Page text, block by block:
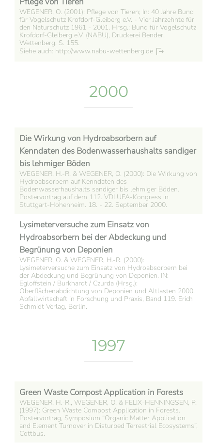
WEGENER, O. (2001): Pflege von Tieren; In: 40 Jahre Bund
für Vogelschutz Krofdorf-Gleiberg e.V. - Vier Jahrzehnte für
den Naturschutz 1961 - 2001. Hrsg.: Bund für Vogelschutz
Krofdorf-Gleiberg e.V. (NABU), Druckerei Bender,
Wettenberg. S. 155.
Siehe auch: http://www.nabu-wettenberg.de
2000
Die Wirkung von Hydroabsorbern auf
Kenndaten des Bodenwasserhaushalts sandiger
bis lehmiger Böden
WEGENER, H.-R. & WEGENER, O. (2000): Die Wirkung von
Hydroabsorbern auf Kenndaten des
Bodenwasserhaushalts sandiger bis lehmiger Böden.
Postervortrag auf dem 112. VDLUFA-Kongress in
Stuttgart-Hohenheim. 18. - 22. September 2000.
Lysimeterversuche zum Einsatz von
Hydroabsorbern bei der Abdeckung und
Begrünung von Deponien
WEGENER, O. & WEGENER, H.-R. (2000):
Lysimeterversuche zum Einsatz von Hydroabsorbern bei
der Abdeckung und Begrünung von Deponien. IN:
Egloffstein / Burkhardt / Czurda (Hrsg.):
Oberflächenabdichtung von Deponien und Altlasten 2000.
Abfallwirtschaft in Forschung und Praxis, Band 119. Erich
Schmidt Verlag, Berlin.
1997
Green Waste Compost Application in Forests
WEGENER, H.-R., WEGENER, O. & FELIX-HENNINGSEN, P.
(1997): Green Waste Compost Application in Forests.
Postervortrag, Symposium “Organic Matter Application
and Element Turnover in Disturbed Terrestrial Ecosystems”,
Cottbus.